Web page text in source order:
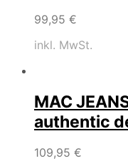
99,95 €
inkl. MwSt.
MAC
authentic
109,95 €